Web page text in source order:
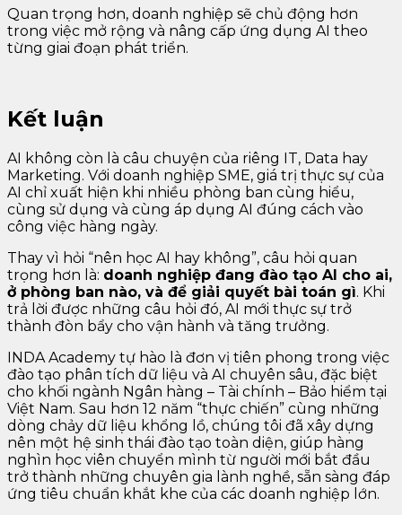
Quan trọng hơn, doanh nghiệp sẽ chủ động hơn
trong việc mở rộng và nâng cấp ứng dụng AI theo
từng giai đoạn phát triển.
Kết luận
AI không còn là câu chuyện của riêng IT, Data hay
Marketing. Với doanh nghiệp SME, giá trị thực sự của
AI chỉ xuất hiện khi nhiều phòng ban cùng hiểu,
cùng sử dụng và cùng áp dụng AI đúng cách vào
công việc hàng ngày.
Thay vì hỏi “nên học AI hay không”, câu hỏi quan
trọng hơn là: doanh nghiệp đang đào tạo AI cho ai,
ở phòng ban nào, và để giải quyết bài toán gì. Khi
trả lời được những câu hỏi đó, AI mới thực sự trở
thành đòn bẩy cho vận hành và tăng trưởng.
INDA Academy tự hào là đơn vị tiên phong trong việc
đào tạo phân tích dữ liệu và AI chuyên sâu, đặc biệt
cho khối ngành Ngân hàng – Tài chính – Bảo hiểm tại
Việt Nam. Sau hơn 12 năm “thực chiến” cùng những
dòng chảy dữ liệu khổng lồ, chúng tôi đã xây dựng
nên một hệ sinh thái đào tạo toàn diện, giúp hàng
nghìn học viên chuyển mình từ người mới bắt đầu
trở thành những chuyên gia lành nghề, sẵn sàng đáp
ứng tiêu chuẩn khắt khe của các doanh nghiệp lớn.